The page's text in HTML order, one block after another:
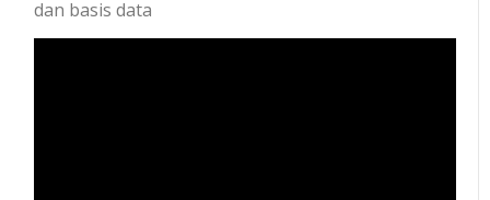
dan basis data